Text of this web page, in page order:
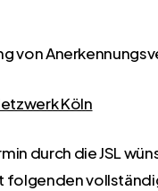
von
Köln
durch die JSL
folgenden